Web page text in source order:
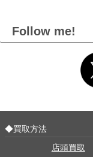
Follow me!
◆買取方法
店頭買取